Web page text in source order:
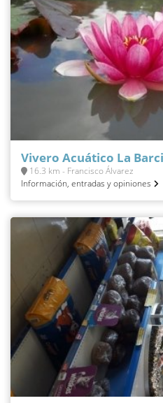
Vivero Acuático La
16.3 km - Francisco Álvarez
Información, entradas y opiniones